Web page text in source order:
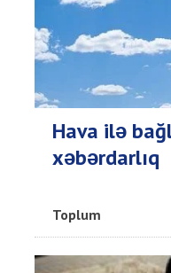
Hava ilə
xəbərdarlıq
Toplum